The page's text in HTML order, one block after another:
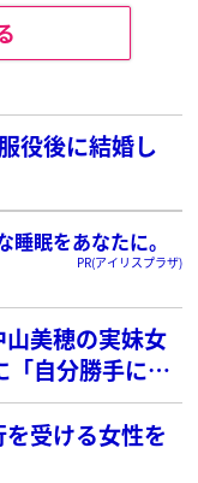
役後に結婚し
睡眠をあなたに。
PR(アイリスプラザ)
山美穂の実妹女
自分勝手にも
を受ける女性を